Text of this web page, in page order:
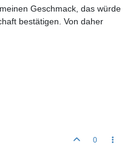
Geschmack, das würde
bestätigen. Von daher
0